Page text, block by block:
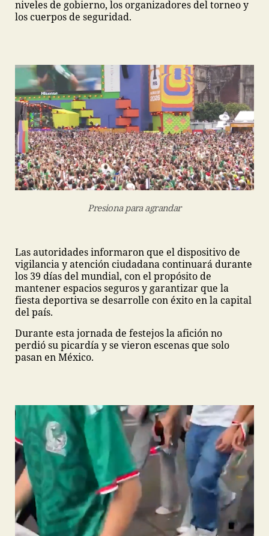
niveles de gobierno, los organizadores del torneo y
los cuerpos de seguridad.
Presiona para agrandar
Las autoridades informaron que el dispositivo de
vigilancia y atención ciudadana continuará durante
los 39 días del mundial, con el propósito de
mantener espacios seguros y garantizar que la
fiesta deportiva se desarrolle con éxito en la capital
del país.
Durante esta jornada de festejos la afición no
perdió su picardía y se vieron escenas que solo
pasan en México.